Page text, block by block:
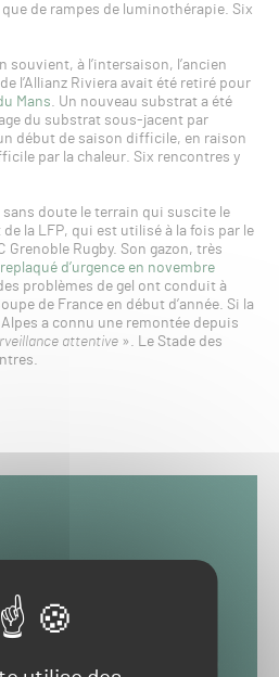
de rampes de luminothérapie. Six
souvient, à l’intersaison, l’ancien
l’Allianz Riviera avait été retiré pour
Mans. Un nouveau substrat a été
du substrat sous-jacent par
début de saison difficile, en raison
par la chaleur. Six rencontres y
sans doute le terrain qui suscite le
la LFP, qui est utilisé à la fois par le
Grenoble Rugby. Son gazon, très
replaqué d’urgence en novembre
problèmes de gel ont conduit à
de France en début d’année. Si la
a connu une remontée depuis
attentive». Le Stade des